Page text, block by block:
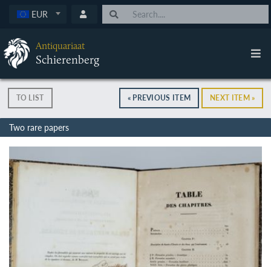
EUR
Antiquariaat
Schierenberg
TO LIST « PREVIOUS ITEM NEXT ITEM »
Two rare papers